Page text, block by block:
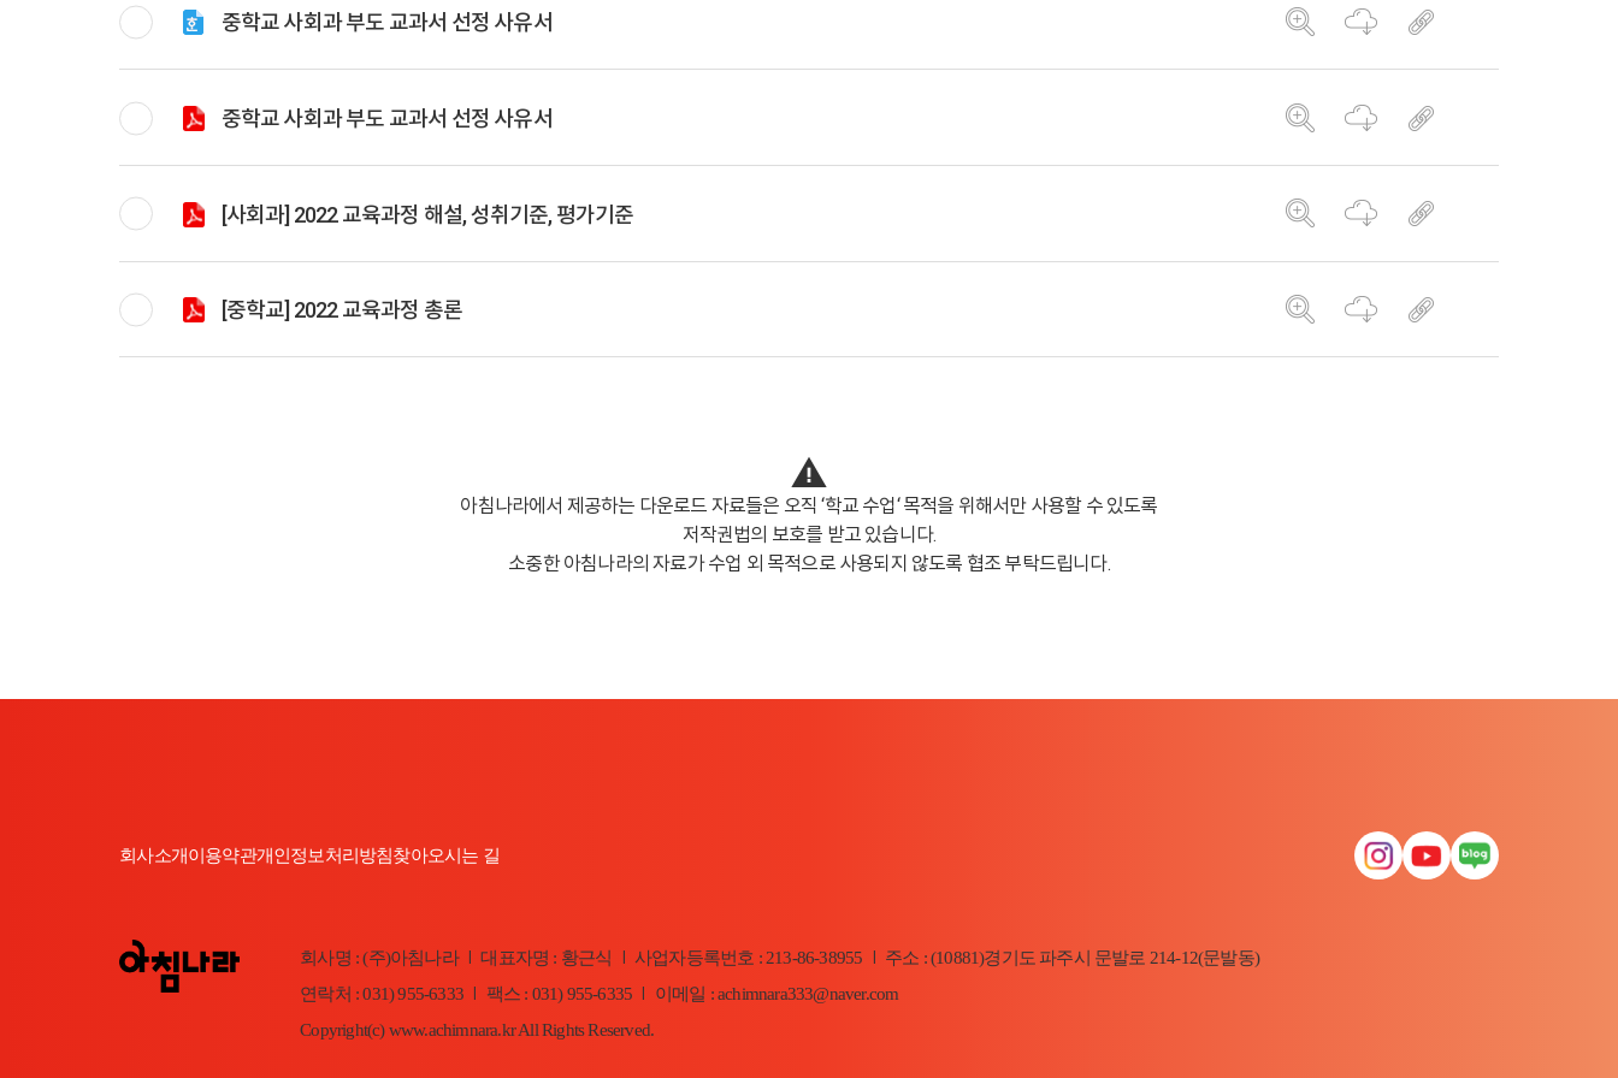
중학교 사회과 부도 교과서 선정 사유서
중학교 사회과 부도 교과서 선정 사유서
[사회과] 2022 교육과정 해설, 성취기준, 평가기준
[중학교] 2022 교육과정 총론
아침나라에서 제공하는 다운로드 자료들은 오직 ‘학교 수업‘ 목적을 위해서만 사용할 수 있도록
저작권법의 보호를 받고 있습니다.
소중한 아침나라의 자료가 수업 외 목적으로 사용되지 않도록 협조 부탁드립니다.
회사소개이용약관개인정보처리방침찾아오시는 길
회사명 : (주)아침나라 대표자명 : 황근식 사업자등록번호 : 213-86-38955
주소 : (10881)경기도 파주시 문발로 214-12(문발동)
연락처 : 031) 955-6333
팩스 : 031) 955-6335
이메일 : achimnara333@naver.com
Copyright(c) www.achimnara.kr All Rights Reserved.